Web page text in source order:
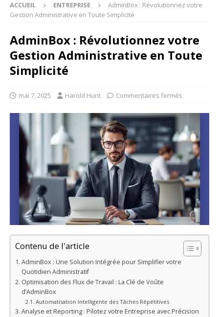
ACCUEIL ENTREPRISE
AdminBox : Révolutionnez votre
Gestion Administrative en Toute Simplicité
AdminBox : Révolutionnez votre
Gestion Administrative en Toute
Simplicité
mai 7, 2025 Harold Hunt Commentaires fermés
Contenu de l'article
AdminBox : Une Solution Intégrée pour Simplifier votre
Quotidien Administratif
Optimisation des Flux de Travail : La Clé de Voûte
d’AdminBox
Automatisation Intelligente des Tâches Répétitives
Analyse et Reporting : Pilotez votre Entreprise avec Précision